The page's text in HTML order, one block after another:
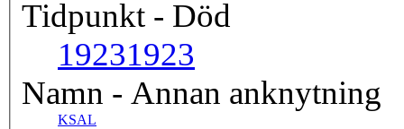
Tidpunkt - Död
19231923
Namn - Annan anknytning
KSAL